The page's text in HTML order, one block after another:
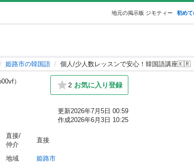
地元の掲示板 ジモティー 初め
姫路市の韓国語 個人/少人数レッスンで安心！韓国語講座🇰🇷
） 2 お気に入り登録
更新2026年7月5日 00:59
作成2026年6月3日 10:25
直接/
仲介
直接
地域
姫路市